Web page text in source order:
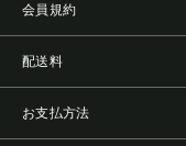
会員規約
配送料
お支払方法